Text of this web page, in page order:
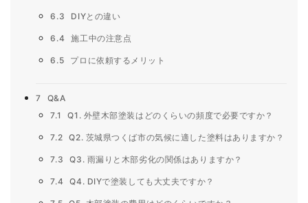
6.3 DIYとの違い
6.4 施工中の注意点
6.5 プロに依頼するメリット
7
Q&A
7.1
Q1. 外壁木部塗装はどのくらいの頻度で必要ですか？
7.2 Q2. 茨城県つくば市の気候に適した塗料はありますか？
7.3 Q3. 雨漏りと木部劣化の関係はありますか？
7.4 Q4. DIYで塗装しても大丈夫ですか？